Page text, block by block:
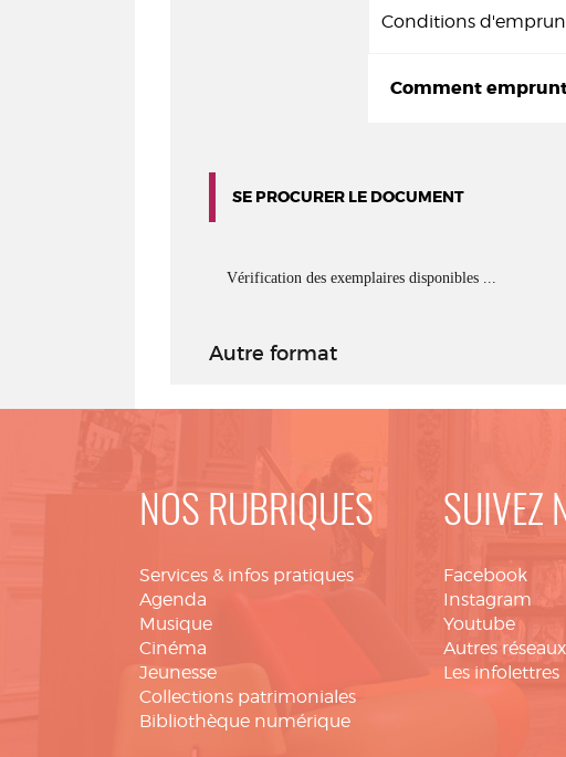
Conditions
Comment
SE PROCURER LE DOCUMENT
Vérification des exemplaires disponibles ...
Autre format
NOS RUBRIQUES
Services & infos pratiques
Agenda
Musique
Cinéma
Jeunesse
Collections patrimoniales
Bibliothèque numérique
SUIVEZ
Facebook
Instagram
Youtube
Autres
Les infolettres